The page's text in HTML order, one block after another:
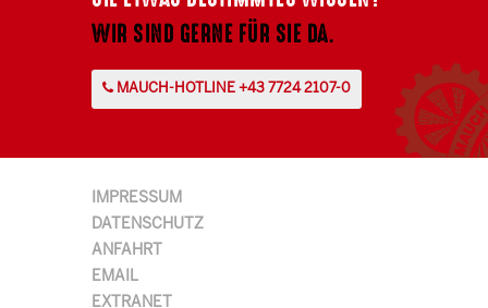
WIR SIND GERNE FÜR SIE DA.
MAUCH-HOTLINE +43 7724 2107-0
IMPRESSUM
DATENSCHUTZ
ANFAHRT
EMAIL
EXTRANET